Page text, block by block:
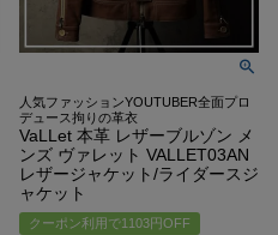
人気ファッションYOUTUBER全面プロ
デュース拘りの革衣
VaLLet 本革 レザーブルゾン メ
ンズ ヴァレット VALLET03AN
レザージャケット/ライダースジ
ャケット
クーポン利用で1103円OFF